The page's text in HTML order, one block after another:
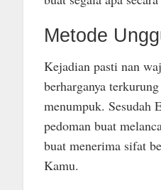
Metode
Kejadian pasti nan
berharganya
menumpuk. Sesudah
pedoman buat
buat menerima sifat
Kamu.